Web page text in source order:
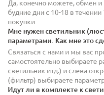
Да, конечно можете, обмен и
будние дни с 10-18 в
покупки
Мне нужен светильник
параметрами. Как мне это
Связаться с нами и мы вас
самостоятельно выбираете
светильник итд.) и слева
(фильтр) выбираете
Идут ли в комплекте к